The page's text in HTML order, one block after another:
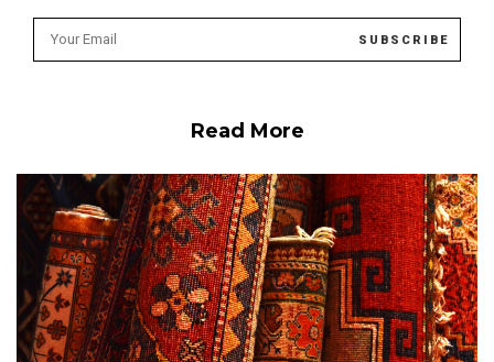
Read More